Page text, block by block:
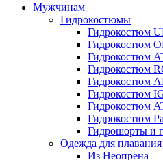
Мужчинам
Гидрокостюмы
Гидрокостюм
Гидрокостюм
Гидрокостюм
Гидрокостюм
Гидрокостюм
Гидрокостюм
Гидрокостюм
Гидрокостюм
Гидрошорты и
Одежда для плавания
Из Неопрена